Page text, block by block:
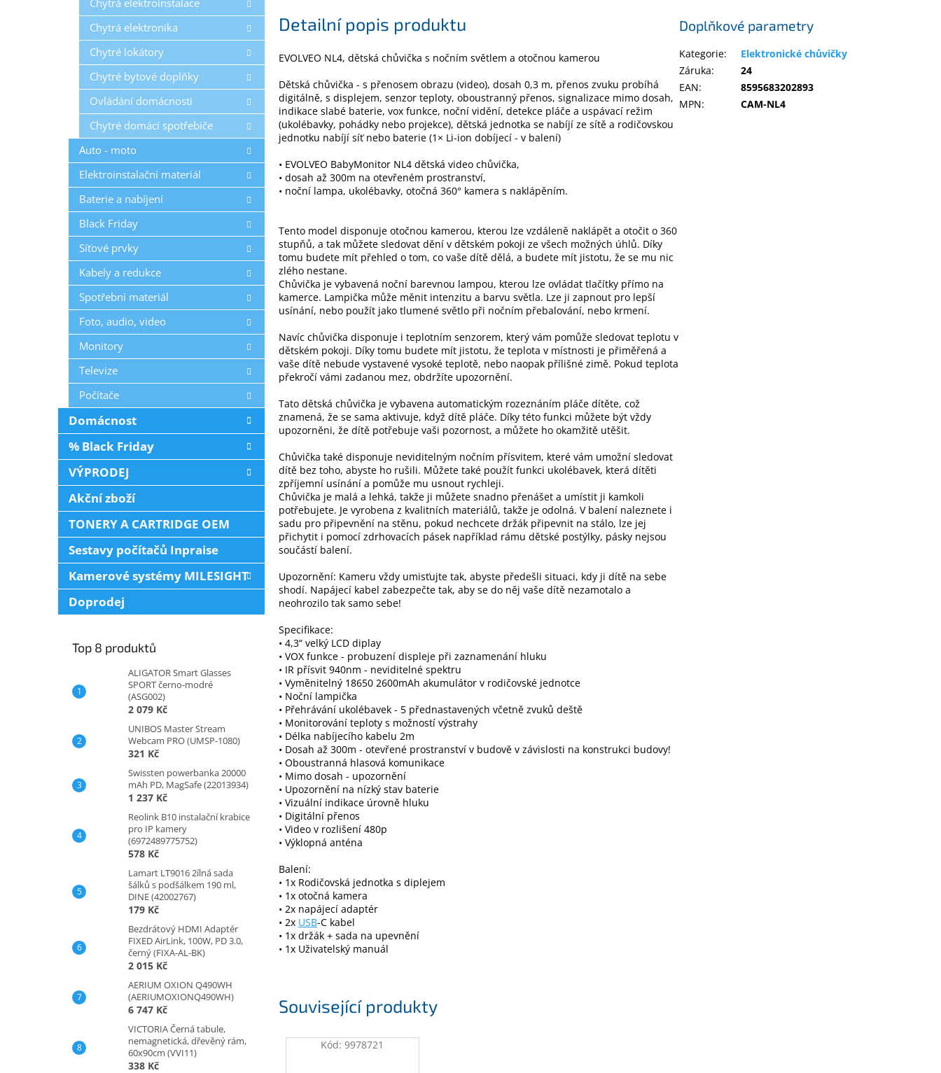
Chytrá elektroinstalace
Chytrá elektronika
Chytré lokátory
Chytré bytové doplňky
Ovládání domácnosti
Chytré domácí spotřebiče
Auto - moto
Elektroinstalační materiál
Baterie a nabíjení
Black Friday
Síťové prvky
Kabely a redukce
Spotřební materiál
Foto, audio, video
Monitory
Televize
Počítače
Domácnost
% Black Friday
VÝPRODEJ
Akční zboží
TONERY A CARTRIDGE OEM
Sestavy počítačů Inpraise
Kamerové systémy MILESIGHT
Doprodej
Top 8 produktů
ALIGATOR Smart Glasses
SPORT černo-modré
(ASG002)
2 079 Kč
UNIBOS Master Stream
Webcam PRO (UMSP-1080)
321 Kč
Swissten powerbanka 20000
mAh PD, MagSafe (22013934)
1 237 Kč
Reolink B10 instalační krabice
pro IP kamery
(6972489775752)
578 Kč
Lamart LT9016 2ílná sada
šálků s podšálkem 190 ml,
DINE (42002767)
179 Kč
Bezdrátový HDMI Adaptér
FIXED AirLink, 100W, PD 3.0,
černý (FIXA-AL-BK)
2 015 Kč
AERIUM OXION Q490WH
(AERIUMOXIONQ490WH)
6 747 Kč
VICTORIA Černá tabule,
nemagnetická, dřevěný rám,
60x90cm (VVI11)
338 Kč
Související produkty
Kód:9978721
Detailní popis produktu
EVOLVEO NL4, dětská chůvička s nočním světlem a otočnou kamerou
Dětská chůvička - s přenosem obrazu (video), dosah 0,3 m, přenos zvuku probíhá
digitálně, s displejem, senzor teploty, oboustranný přenos, signalizace mimo dosah,
indikace slabé baterie, vox funkce, noční vidění, detekce pláče a uspávací režim
(ukolébavky, pohádky nebo projekce), dětská jednotka se nabíjí ze sítě a rodičovskou
jednotku nabíjí síť nebo baterie (1× Li-ion dobíjecí - v balení)
• EVOLVEO BabyMonitor NL4 dětská video chůvička,
• dosah až 300m na otevřeném prostranství,
• noční lampa, ukolébavky, otočná 360° kamera s naklápěním.
Tento model disponuje otočnou kamerou, kterou lze vzdáleně naklápět a otočit o 360
stupňů, a tak můžete sledovat dění v dětském pokoji ze všech možných úhlů. Díky
tomu budete mít přehled o tom, co vaše dítě dělá, a budete mít jistotu, že se mu nic
zlého nestane.
Chůvička je vybavená noční barevnou lampou, kterou lze ovládat tlačítky přímo na
kamerce. Lampička může měnit intenzitu a barvu světla. Lze ji zapnout pro lepší
usínání, nebo použít jako tlumené světlo při nočním přebalování, nebo krmení.
Navíc chůvička disponuje i teplotním senzorem, který vám pomůže sledovat teplotu v
dětském pokoji. Díky tomu budete mít jistotu, že teplota v místnosti je přiměřená a
vaše dítě nebude vystavené vysoké teplotě, nebo naopak přílišné zimě. Pokud teplota
překročí vámi zadanou mez, obdržíte upozornění.
Tato dětská chůvička je vybavena automatickým rozeznáním pláče dítěte, což
znamená, že se sama aktivuje, když dítě pláče. Díky této funkci můžete být vždy
upozorněni, že dítě potřebuje vaši pozornost, a můžete ho okamžitě utěšit.
Chůvička také disponuje neviditelným nočním přísvitem, které vám umožní sledovat
dítě bez toho, abyste ho rušili. Můžete také použít funkci ukolébavek, která dítěti
zpříjemní usínání a pomůže mu usnout rychleji.
Chůvička je malá a lehká, takže ji můžete snadno přenášet a umístit ji kamkoli
potřebujete. Je vyrobena z kvalitních materiálů, takže je odolná. V balení naleznete i
sadu pro připevnění na stěnu, pokud nechcete držák připevnit na stálo, lze jej
přichytit i pomocí zdrhovacích pásek například rámu dětské postýlky, pásky nejsou
součástí balení.
Upozornění: Kameru vždy umisťujte tak, abyste předešli situaci, kdy ji dítě na sebe
shodí. Napájecí kabel zabezpečte tak, aby se do něj vaše dítě nezamotalo a
neohrozilo tak samo sebe!
Specifikace:
• 4,3“ velký LCD diplay
• VOX funkce - probuzení displeje při zaznamenání hluku
• IR přísvit 940nm - neviditelné spektru
• Vyměnitelný 18650 2600mAh akumulátor v rodičovské jednotce
• Noční lampička
• Přehrávání ukolébavek - 5 přednastavených včetně zvuků deště
• Monitorování teploty s možností výstrahy
• Délka nabíjecího kabelu 2m
• Dosah až 300m - otevřené prostranství v budově v závislosti na konstrukci budovy!
• Oboustranná hlasová komunikace
• Mimo dosah - upozornění
• Upozornění na nízký stav baterie
• Vizuální indikace úrovně hluku
• Digitální přenos
• Video v rozlišení 480p
• Výklopná anténa
Balení:
• 1x Rodičovská jednotka s diplejem
• 1x otočná kamera
• 2x napájecí adaptér
• 2x USB-C kabel
• 1x držák + sada na upevnění
• 1x Uživatelský manuál
Doplňkové parametry
Kategorie:
Elektronické chůvičky
Záruka:
24
EAN:
8595683202893
MPN: CAM-NL4